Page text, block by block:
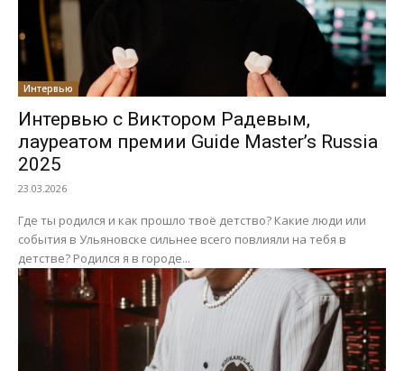
Интервью
Интервью с Виктором Радевым,
лауреатом премии Guide Master’s Russia
2025
23.03.2026
Где ты родился и как прошло твоё детство? Какие люди или
события в Ульяновске сильнее всего повлияли на тебя в
детстве? Родился я в городе...